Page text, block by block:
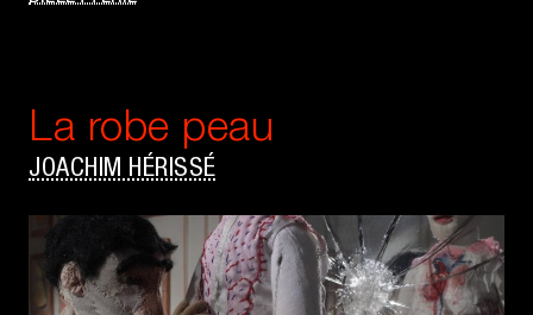
La robe peau
JOACHIM HÉRISSÉ